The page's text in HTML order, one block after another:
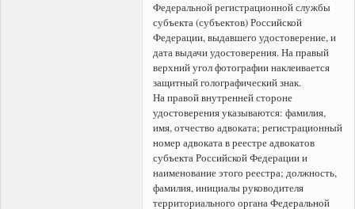
Федеральной регистрационной службы
субъекта (субъектов) Российской
Федерации, выдавшего удостоверение, и
дата выдачи удостоверения. На правый
верхний угол фотографии наклеивается
защитный голографический знак.
На правой внутренней стороне
удостоверения указываются: фамилия,
имя, отчество адвоката; регистрационный
номер адвоката в реестре адвокатов
субъекта Российской Федерации и
наименование этого реестра; должность,
фамилия, инициалы руководителя
территориального органа Федеральной